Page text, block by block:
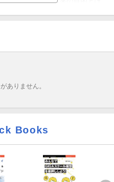
敗する理由がわかったので
に共有できないかと考え作り
例を比べながら、失敗プロセス
にいかず困っている経営者の
悩む管理者の皆さん、今目の前
苦している担当者の皆さん、
った問題解決の実践方法を身
ありません。
Books